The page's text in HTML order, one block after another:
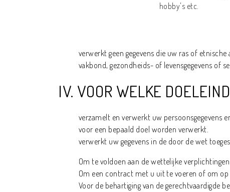
hobby's etc.
verwerkt geen gegevens die uw ras of
vakbond, gezondheids- of levensgegevens of
IV. VOOR WELKE
verzamelt en verwerkt uw persoonsgegevens
voor een bepaald doel worden verwerkt.
verwerkt uw gegevens in de door de wet
Om te voldoen aan de wettelijke
Om een contract met u uit te voeren of om
Voor de behartiging van de gerechtvaardigde